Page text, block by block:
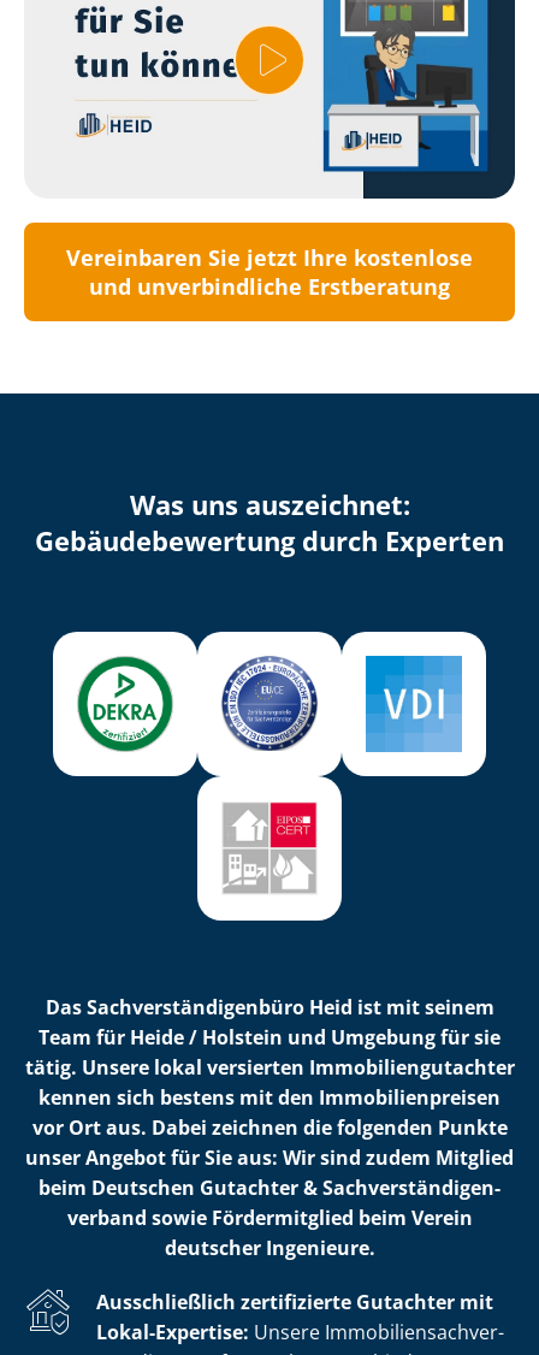
Vereinbaren Sie jetzt Ihre kostenlose
und unverbindliche Erstberatung
Was uns auszeichnet:
Ge­bäu­de­be­wer­tung durch Experten
Das Sach­ver­stän­di­gen­bü­ro Heid ist mit seinem
Team für Heide / Holstein und Umgebung für sie
tätig. Unsere lokal versierten Im­mo­bi­li­en­gut­ach­ter
kennen sich bestens mit den Im­mo­bi­li­en­prei­sen
vor Ort aus. Dabei zeichnen die folgenden Punkte
unser Angebot für Sie aus: Wir sind zudem Mitglied
beim Deutschen Gutachter & Sach­ver­stän­di­gen­
ver­band sowie Fördermitglied beim Verein
deutscher Ingenieure.
Ausschließlich zertifizierte Gutachter mit
Lokal-Expertise: Unsere Im­mo­bi­li­en­sach­ver­